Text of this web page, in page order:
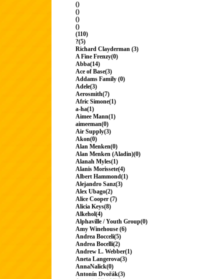
()
()
()
()
(110)
?(5)
Richard Clayderman (3)
A Fine Frenzy(0)
Abba(14)
Ace of Base(3)
Addams Family (0)
Adele(3)
Aerosmith(7)
Afric Simone(1)
a-ha(1)
Aimee Mann(1)
aimeeman(0)
Air Supply(3)
Akon(0)
Alan Menken(0)
Alan Menken (Aladin)(0)
Alanah Myles(1)
Alanis Morissete(4)
Albert Hammond(1)
Alejandro Sanz(3)
Alex Ubago(2)
Alice Cooper (7)
Alicia Keys(8)
Alkehol(4)
Alphaville / Youth Group(0)
Amy Winehouse (6)
Andrea Bocceli(5)
Andrea Bocelli(2)
Andrew L. Webber(1)
Aneta Langerova(3)
AnnaNalick(0)
Antonín Dvořák(3)